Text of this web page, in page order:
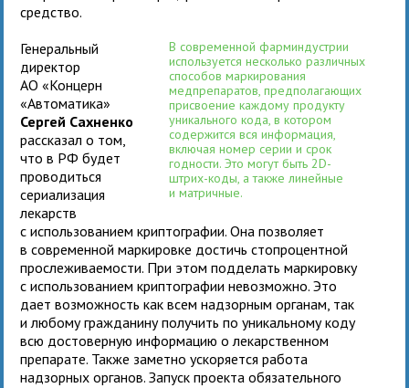
средство.
В современной фарминдустрии
используется несколько различных
способов маркирования
медпрепаратов, предполагающих
присвоение каждому продукту
уникального кода, в котором
содержится вся информация,
включая номер серии и срок
годности. Это могут быть 2D-
штрих-коды, а также линейные
и матричные.
Генеральный
директор
АО «Концерн
«Автоматика»
Сергей Сахненко
рассказал о том,
что в РФ будет
проводиться
сериализация
лекарств
с использованием криптографии. Она позволяет
в современной маркировке достичь стопроцентной
прослеживаемости. При этом подделать маркировку
с использованием криптографии невозможно. Это
дает возможность как всем надзорным органам, так
и любому гражданину получить по уникальному коду
всю достоверную информацию о лекарственном
препарате. Также заметно ускоряется работа
надзорных органов. Запуск проекта обязательного